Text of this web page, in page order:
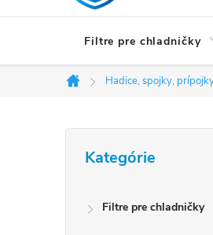
Filtre pre chladničky
Domov
Hadice, spojky,
kategórie
Kategórie
Filtre pre chladničky